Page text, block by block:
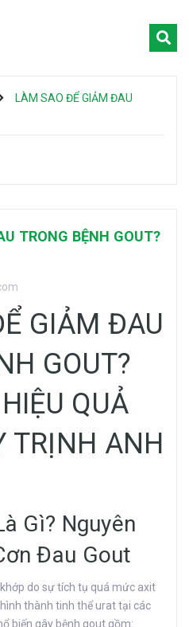
LÀM SAO ĐỂ GIẢM ĐAU
TRONG BỆNH GOUT?
GIẢM ĐAU
GOUT?
QUẢ
TRỊNH ANH
Gì? Nguyên
Đau Gout
do sự tích tụ quá mức axit
thành tinh thể urat tại các
biến gây bệnh gout gồm: